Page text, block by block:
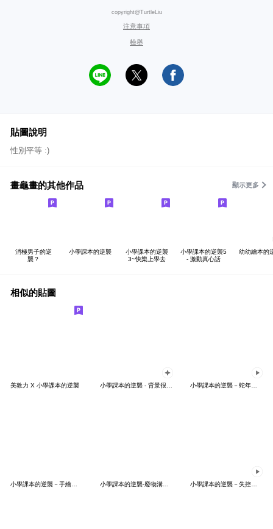
copyright@TurtleLiu
注意事項
檢舉
貼圖說明
性別平等 :)
畫龜畫的其他作品 顯示更多
消極男子的逆
襲？
小學課本的逆襲
小學課本的逆襲
3~快樂上學去
小學課本的逆襲5
- 激動真心話
幼幼繪本的
相似的貼圖
美敦力 X 小學課本的逆襲 小學課本的逆襲 - 背景很忙的特效貼圖 小學課本的逆襲－蛇年不可以蛇蛇！
小學課本的逆襲－失控戲劇社